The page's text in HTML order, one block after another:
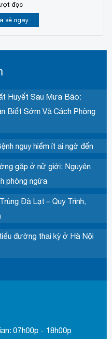
đọc
sẻ ngay
Huyết Sau Mưa Bão:
Biết Sớm Và Cách Phòng
nguy hiểm ít ai ngờ đến
gặp ở nữ giới: Nguyên
phòng ngừa
Đà Lạt – Quy Trình,
đường thai kỳ ở Hà Nội
07h00p - 18h00p